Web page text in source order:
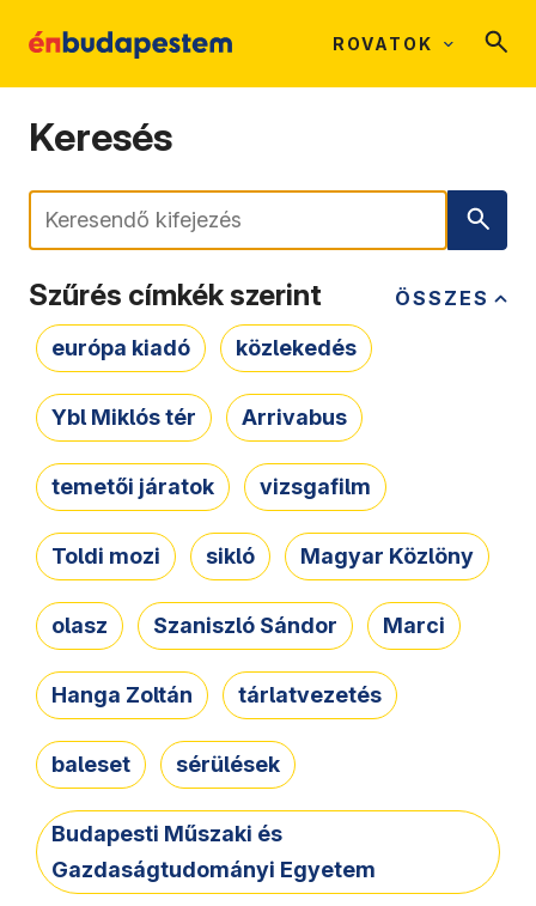
ROVATOK
Keresés
Keresés
ÖSSZES
Szűrés címkék szerint
európa kiadó közlekedés
Ybl Miklós tér Arrivabus
temetői járatok vizsgafilm
Toldi mozi sikló Magyar Közlöny
olasz Szaniszló Sándor Marci
Hanga Zoltán tárlatvezetés
baleset sérülések
Budapesti Műszaki és
Gazdaságtudományi Egyetem